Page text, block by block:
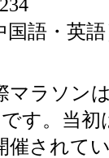
国語・英
ラソン
す。当
催されて